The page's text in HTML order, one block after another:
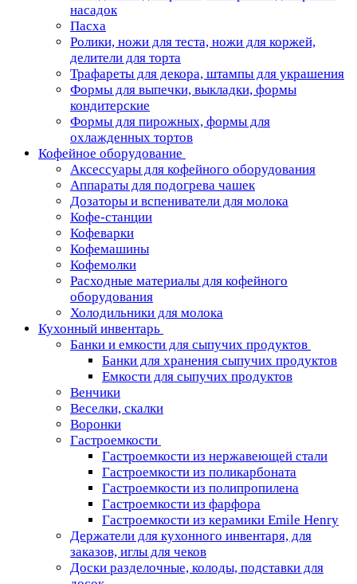
насадок
Пасха
Ролики, ножи для теста, ножи для коржей,
делители для торта
Трафареты для декора, штампы для украшения
Формы для выпечки, выкладки, формы
кондитерские
Формы для пирожных, формы для
охлажденных тортов
Кофейное оборудование
Аксессуары для кофейного оборудования
Аппараты для подогрева чашек
Дозаторы и вспениватели для молока
Кофе-станции
Кофеварки
Кофемашины
Кофемолки
Расходные материалы для кофейного
оборудования
Холодильники для молока
Кухонный инвентарь
Банки и емкости для сыпучих продуктов
Банки для хранения сыпучих продуктов
Емкости для сыпучих продуктов
Венчики
Веселки, скалки
Воронки
Гастроемкости
Гастроемкости из нержавеющей стали
Гастроемкости из поликарбоната
Гастроемкости из полипропилена
Гастроемкости из фарфора
Гастроемкости из керамики Emile Henry
Держатели для кухонного инвентаря, для
заказов, иглы для чеков
Доски разделочные, колоды, подставки для